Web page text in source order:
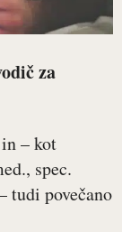
za
– kot
spec.
tudi povečano